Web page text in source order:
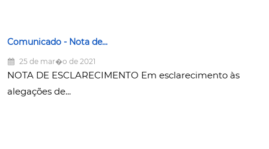
Comunicado - Nota de...
25 de mar�o de 2021
NOTA DE ESCLARECIMENTO Em esclarecimento às
alegações de...